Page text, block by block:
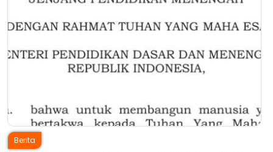
Berita